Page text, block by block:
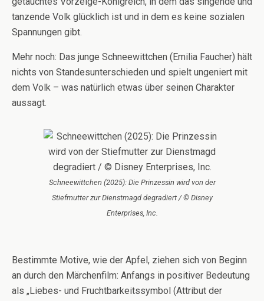
tanzende Volk glücklich ist und in dem es keine sozialen
Spannungen gibt.
Mehr noch: Das junge Schneewittchen (Emilia Faucher) hält
nichts von Standesunterschieden und spielt ungeniert mit
dem Volk – was natürlich etwas über seinen Charakter
aussagt.
Schneewittchen (2025): Die Prinzessin wird von der
Stiefmutter zur Dienstmagd degradiert / © Disney
Enterprises, Inc.
Bestimmte Motive, wie der Apfel, ziehen sich von Beginn
an durch den Märchenfilm: Anfangs in positiver Bedeutung
als „Liebes- und Fruchtbarkeitssymbol (Attribut der